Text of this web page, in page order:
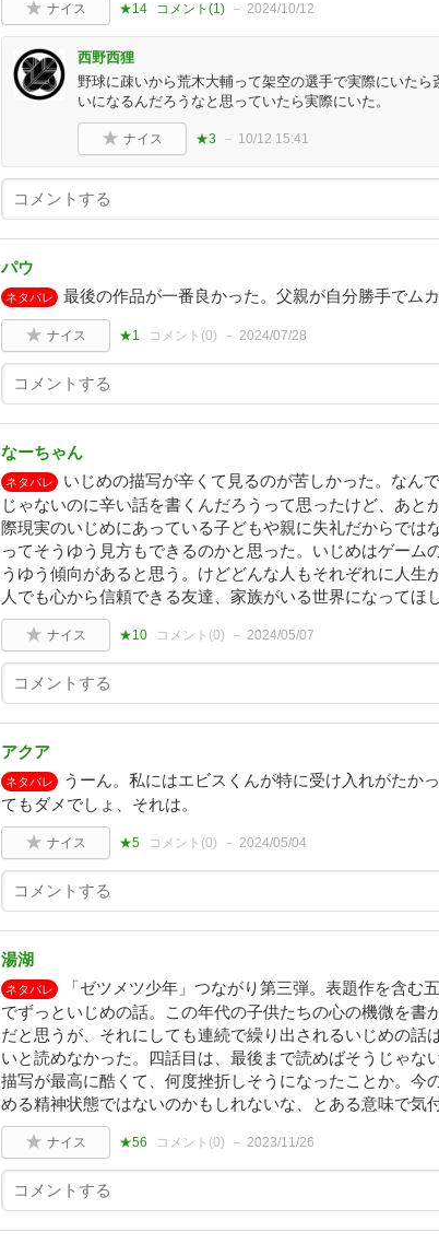
ナイス ★14 コメント(1) 2024/10/12
西野西狸
野球に疎いから荒木大輔って架空の選手で実際にいた
いになるんだろうなと思っていたら実際にいた。
ナイス ★3 10/12 15:41
パウ
ネタバレ 最後の作品が一番良かった。父親が自分勝手でムカ
ナイス ★1 コメント(0) 2024/07/28
なーちゃん
ネタバレ
いじめの描写が辛くて見るのが苦しかった。なん
じゃないのに辛い話を書くんだろうって思ったけど、あと
際現実のいじめにあっている子どもや親に失礼だからでは
ってそうゆう見方もできるのかと思った。いじめはゲーム
うゆう傾向があると思う。けどどんな人もそれぞれに人生
人でも心から信頼できる友達、家族がいる世界になってほ
ナイス ★10 コメント(0) 2024/05/07
アクア
ネタバレ
うーん。私にはエビスくんが特に受け入れがたか
てもダメでしょ、それは。
ナイス ★5 コメント(0) 2024/05/04
湯湖
ネタバレ
「ゼツメツ少年」つながり第三弾。表題作を含む
でずっといじめの話。この年代の子供たちの心の機微を書
だと思うが、それにしても連続で繰り出されるいじめの話
いと読めなかった。四話目は、最後まで読めばそうじゃな
描写が最高に酷くて、何度挫折しそうになったことか。今
める精神状態ではないのかもしれないな、とある意味で気
ナイス ★56 コメント(0) 2023/11/26